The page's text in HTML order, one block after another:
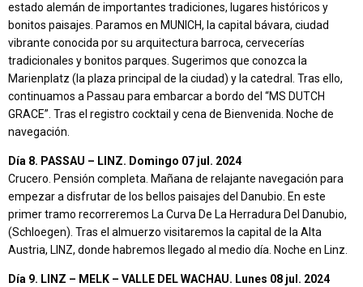
estado alemán de importantes tradiciones, lugares históricos y
bonitos paisajes. Paramos en MUNICH, la capital bávara, ciudad
vibrante conocida por su arquitectura barroca, cervecerías
tradicionales y bonitos parques. Sugerimos que conozca la
Marienplatz (la plaza principal de la ciudad) y la catedral. Tras ello,
continuamos a Passau para embarcar a bordo del “MS DUTCH
GRACE”. Tras el registro cocktail y cena de Bienvenida. Noche de
navegación.
Día 8. PASSAU – LINZ. Domingo 07 jul. 2024
Crucero. Pensión completa. Mañana de relajante navegación para
empezar a disfrutar de los bellos paisajes del Danubio. En este
primer tramo recorreremos La Curva De La Herradura Del Danubio,
(Schloegen). Tras el almuerzo visitaremos la capital de la Alta
Austria, LINZ, donde habremos llegado al medio día. Noche en Linz.
Día 9. LINZ – MELK – VALLE DEL WACHAU. Lunes 08 jul. 2024